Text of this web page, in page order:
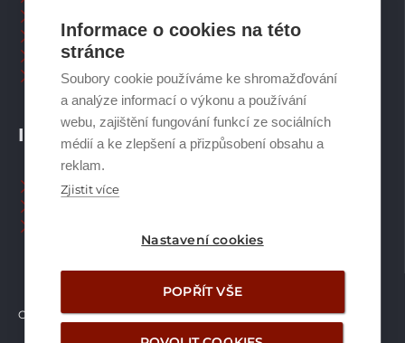
Informace o cookies na této
stránce
Soubory cookie používáme ke shromažďování
a analýze informací o výkonu a používání
webu, zajištění fungování funkcí ze sociálních
médií a ke zlepšení a přizpůsobení obsahu a
reklam.
Zjistit více
Nastavení cookies
POPŘÍT VŠE
INFORMACE
Naši pracovníci CZ
Spalinové systémy
Plynové kotle
Ostatní příslušenství
Copyright © Brilon a.s. 2026